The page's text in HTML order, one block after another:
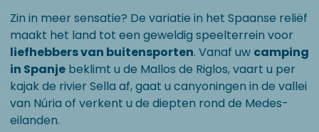
Zin in meer sensatie? De variatie in het Spaanse reliëf
maakt het land tot een geweldig speelterrein voor
liefhebbers van buitensporten. Vanaf uw camping
in Spanje beklimt u de Mallos de Riglos, vaart u per
kajak de rivier Sella af, gaat u canyoningen in de vallei
van Núria of verkent u de diepten rond de Medes-
eilanden.